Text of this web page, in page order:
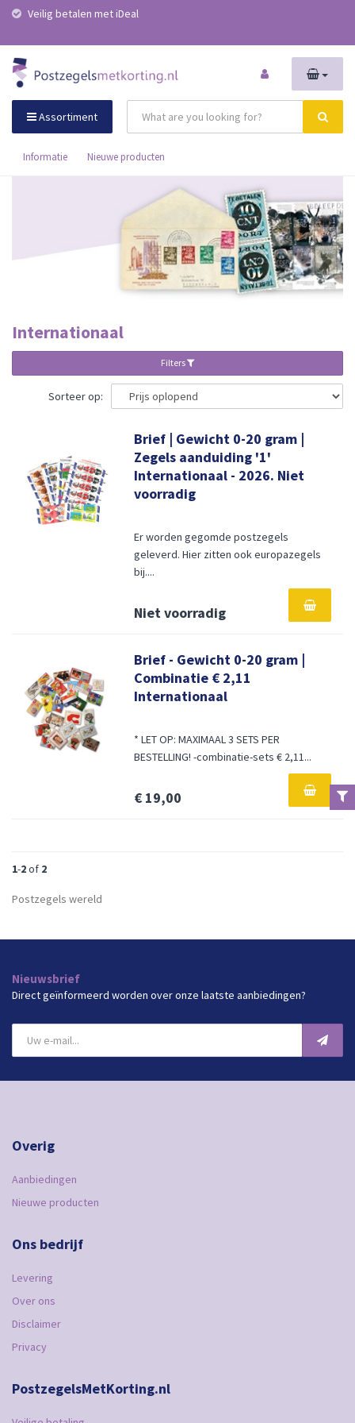
Veilig betalen met iDeal
Assortiment
Informatie Nieuwe producten
Internationaal
Filters
Sorteer op:
Brief | Gewicht 0-20 gram |
Zegels aanduiding '1'
Internationaal - 2026. Niet
voorradig
Er worden gegomde postzegels
geleverd. Hier zitten ook europazegels
bij....
Niet voorradig
Brief - Gewicht 0-20 gram |
Combinatie € 2,11
Internationaal
* LET OP: MAXIMAAL 3 SETS PER
BESTELLING! -combinatie-sets € 2,11...
€ 19,00
1-2of 2
Postzegels wereld
Nieuwsbrief
Direct geïnformeerd worden over onze laatste aanbiedingen?
Overig
Aanbiedingen
Nieuwe producten
Ons bedrijf
Levering
Over ons
Disclaimer
Privacy
PostzegelsMetKorting.nl